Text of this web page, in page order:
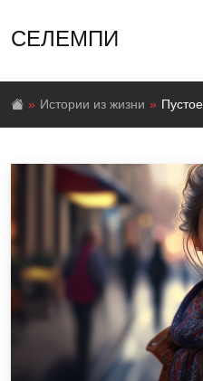
СЕЛЕМПИ
Истории из жизни